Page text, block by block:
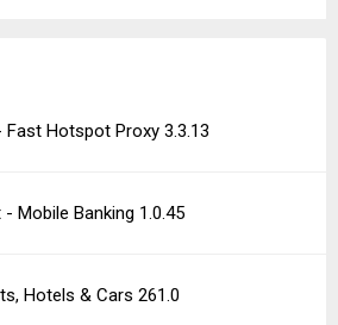
Fast Hotspot Proxy 3.3.13
- Mobile Banking 1.0.45
Hotels & Cars 261.0